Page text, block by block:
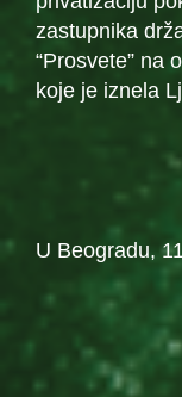
zastupnika
“Prosvete” na
koje je iznela
U Beogradu,